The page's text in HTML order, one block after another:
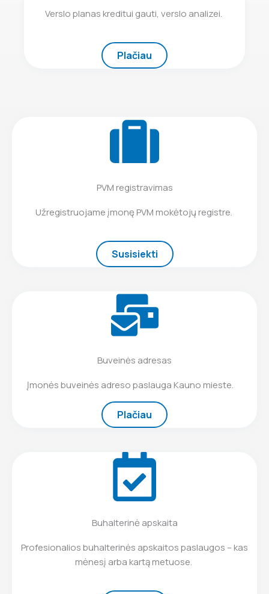
Verslo planas kreditui gauti, verslo analizei.
Plačiau
PVM registravimas
Užregistruojame įmonę PVM mokėtojų registre.
Susisiekti
Buveinės adresas
Įmonės buveinės adreso paslauga Kauno mieste.
Plačiau
Buhalterinė apskaita
Profesionalios buhalterinės apskaitos paslaugos – kas
mėnesį arba kartą metuose.